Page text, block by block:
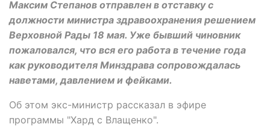
Максим Степанов отправлен в отставку с
должности министра здравоохранения решением
Верховной Рады 18 мая. Уже бывший чиновник
пожаловался, что вся его работа в течение года
как руководителя Минздрава сопровождалась
наветами, давлением и фейками.
Об этом экс-министр рассказал в эфире
программы "Хард с Влащенко".